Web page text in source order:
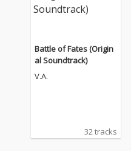
Battle of Fates (Origin
al Soundtrack)
V.A.
32 tracks